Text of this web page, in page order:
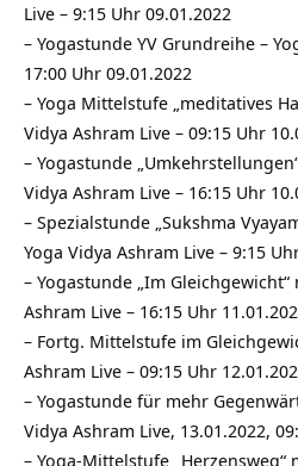
Live – 9:15 Uhr 09.01.2022
– Yogastunde YV Grundreihe –
17:00 Uhr 09.01.2022
– Yoga Mittelstufe „meditatives
Vidya Ashram Live – 09:15 Uhr
– Yogastunde
Vidya Ashram Live – 16:15 Uhr
– Spezialstunde „Sukshma
Yoga Vidya Ashram Live – 9:15
– Yogastunde „Im Gleichgewicht“
Ashram Live – 16:15 Uhr
– Fortg. Mittelstufe im
Ashram Live – 09:15 Uhr
– Yogastunde für mehr
Vidya Ashram Live, 13.01.2022,
– Yoga-Mittelstufe „Herzensweg“